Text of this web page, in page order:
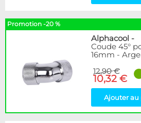
Promotion -20 %
Alphacool -
Coude 45°
16mm -
12,90 €
10,32 €
Ajouter au